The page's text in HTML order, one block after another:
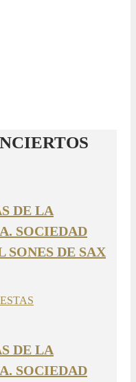
DE LA
SOCIEDAD
SONES DE SAX
DE LA
SOCIEDAD